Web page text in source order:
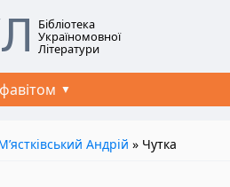
Бібліотека
Україномовної
Літератури
Андрій » Чутка